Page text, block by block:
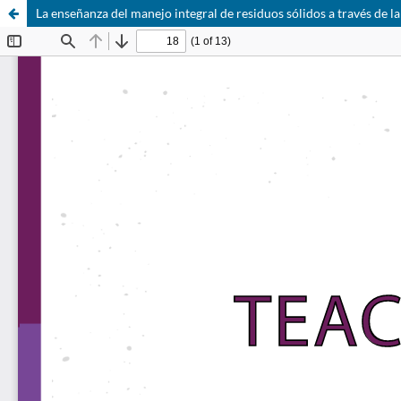
La enseñanza del manejo integral de residuos sólidos a través de